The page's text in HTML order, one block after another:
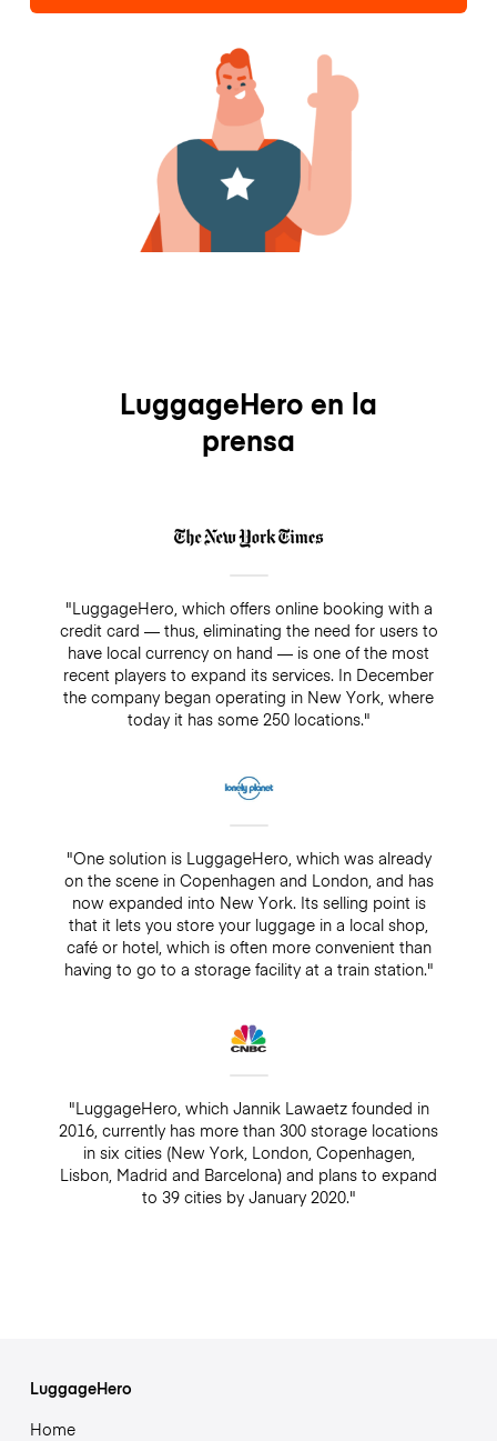
LuggageHero en la
prensa
"LuggageHero, which offers online booking with a
credit card — thus, eliminating the need for users to
have local currency on hand — is one of the most
recent players to expand its services. In December
the company began operating in New York, where
today it has some 250 locations."
"One solution is LuggageHero, which was already
on the scene in Copenhagen and London, and has
now expanded into New York. Its selling point is
that it lets you store your luggage in a local shop,
café or hotel, which is often more convenient than
having to go to a storage facility at a train station."
"LuggageHero, which Jannik Lawaetz founded in
2016, currently has more than 300 storage locations
in six cities (New York, London, Copenhagen,
Lisbon, Madrid and Barcelona) and plans to expand
to 39 cities by January 2020."
LuggageHero
Home